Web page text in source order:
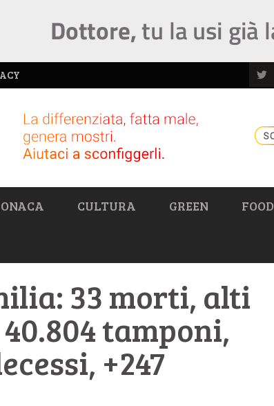
CULTURA GREEN FOOD
33 morti, alti
tamponi,
+247